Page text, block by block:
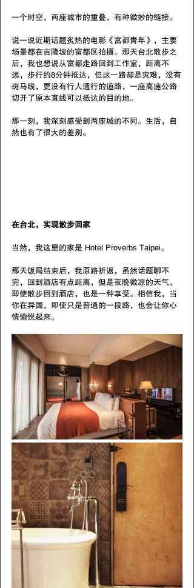
一个时空，两座城市的重叠，有种微妙的链接。
说一说近期话题炙热的电影《富都青年》，主要
场景都在吉隆坡的富都区拍摄。那天台北散步之
后，我也想说从富都走路回到工作室，距离不
远，步行约8分钟抵达，但这一路却是灾难，没有
斑马线，更没有行人通行的道路，一座高速公路
切开了原本直线可以抵达的目的地。
那一刻，我深刻感受到两座城的不同。生活，自
然也有了很大的差别。
在台北，实现散步回家
当然，我这里的家是 Hotel Proverbs Taipei。
那天饭局结束后，我原路折返，虽然话题聊不
完，回到酒店有点距离，但是夜晚微凉的天气，
即使散步回到酒店，也是一种享受。相信我，当
你在异国，即使只是普通的一段路，也会让你心
情愉悦起来。